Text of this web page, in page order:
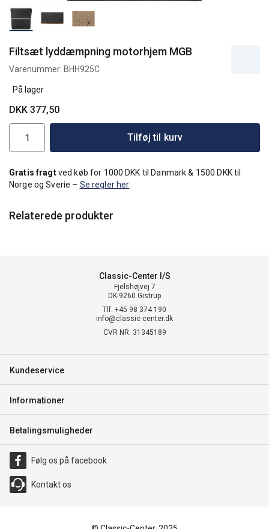
Filtsæt lyddæmpning motorhjem MGB
Varenummer: BHH925C
På lager
DKK 377,50
Tilføj til kurv
Gratis fragtved køb for 1000 DKK til Danmark & 1500 DKK til
Norge og Sverie – Se regler her
Relaterede produkter
Classic-Center I/S
Fjelshøjvej 7
DK-9260 Gistrup
Tlf. +45 98 374 190
info@classic-center.dk
CVR NR. 31345189
Kundeservice
Informationer
Betalingsmuligheder
Følg os på facebook
Kontakt os